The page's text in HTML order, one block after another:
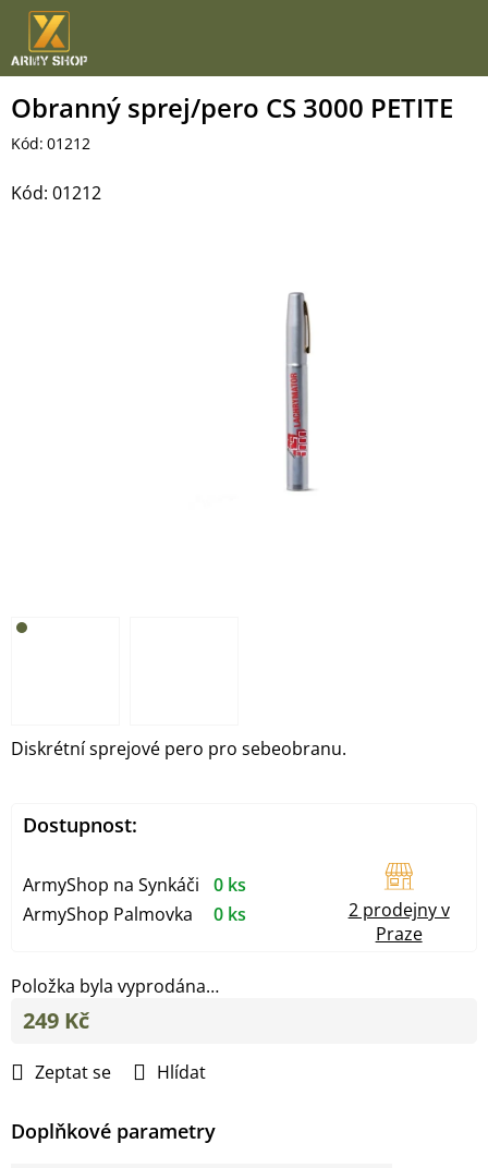
Přejít
obsah
Obranný sprej/pero CS 3000 PETITE
Kód: 01212
Kód: 01212
Položka byla vyprodána…
Diskrétní sprejové pero pro sebeobranu.
Zeptat se Hlídat
Doplňkové parametry
249 Kč
cena:
Dostupnost:
ArmyShop na Synkáči
0 ks
ArmyShop Palmovka
0 ks
2 prodejny v
Praze